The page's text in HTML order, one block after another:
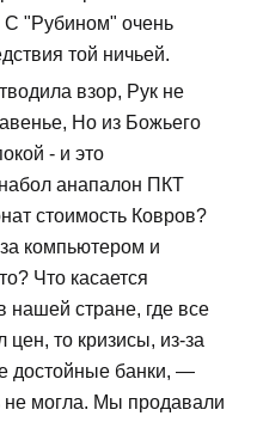
С "Рубином" очень
той ничьей.
взор, Рук не
Но из Божьего
- и это
анапалон ПКТ
стоимость Ковров?
компьютером и
Что касается
нашей стране, где все
то кризисы, из-за
достойные банки, —
не могла. Мы продавали